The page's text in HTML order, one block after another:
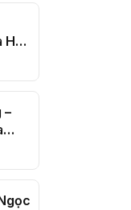
–